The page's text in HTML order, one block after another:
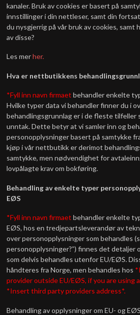
kanaler. Bruk av cookies er basert på
innstillinger i din nettleser, samt din
du nysgjerrig på vår bruk av cookies, samt
av disse?
Les merher.
Hva er nettbutikkens
*Fyll inn navn firmaet behandler enkelte
Hvilke typer data vi behandler finner du i
behandlingsgrunnlag er i de fleste tilfeller
unntak. Dette betyr at vi samler inn og
personopplysninger basert på samtykke
kjøp i vår nettbutikk er derimot
samtykke, men nødvendighet for
lovpålagte krav om bokføring.
Behandling av enkelte typer
EØS
*Fyll inn navn firmaet behandler enkelte
EØS, hos en tredjepartsleverandør av
over personopplysninger som behandles
personopplysninger?”) finnes det detaljer
som delvis behandles utenfor EU/EØS.
håndteres fra Norge, men behandles hos
provider outside EU/EØS, if you are using
*Insert third party providers address*.
Behandling av opplysninger om EU- og